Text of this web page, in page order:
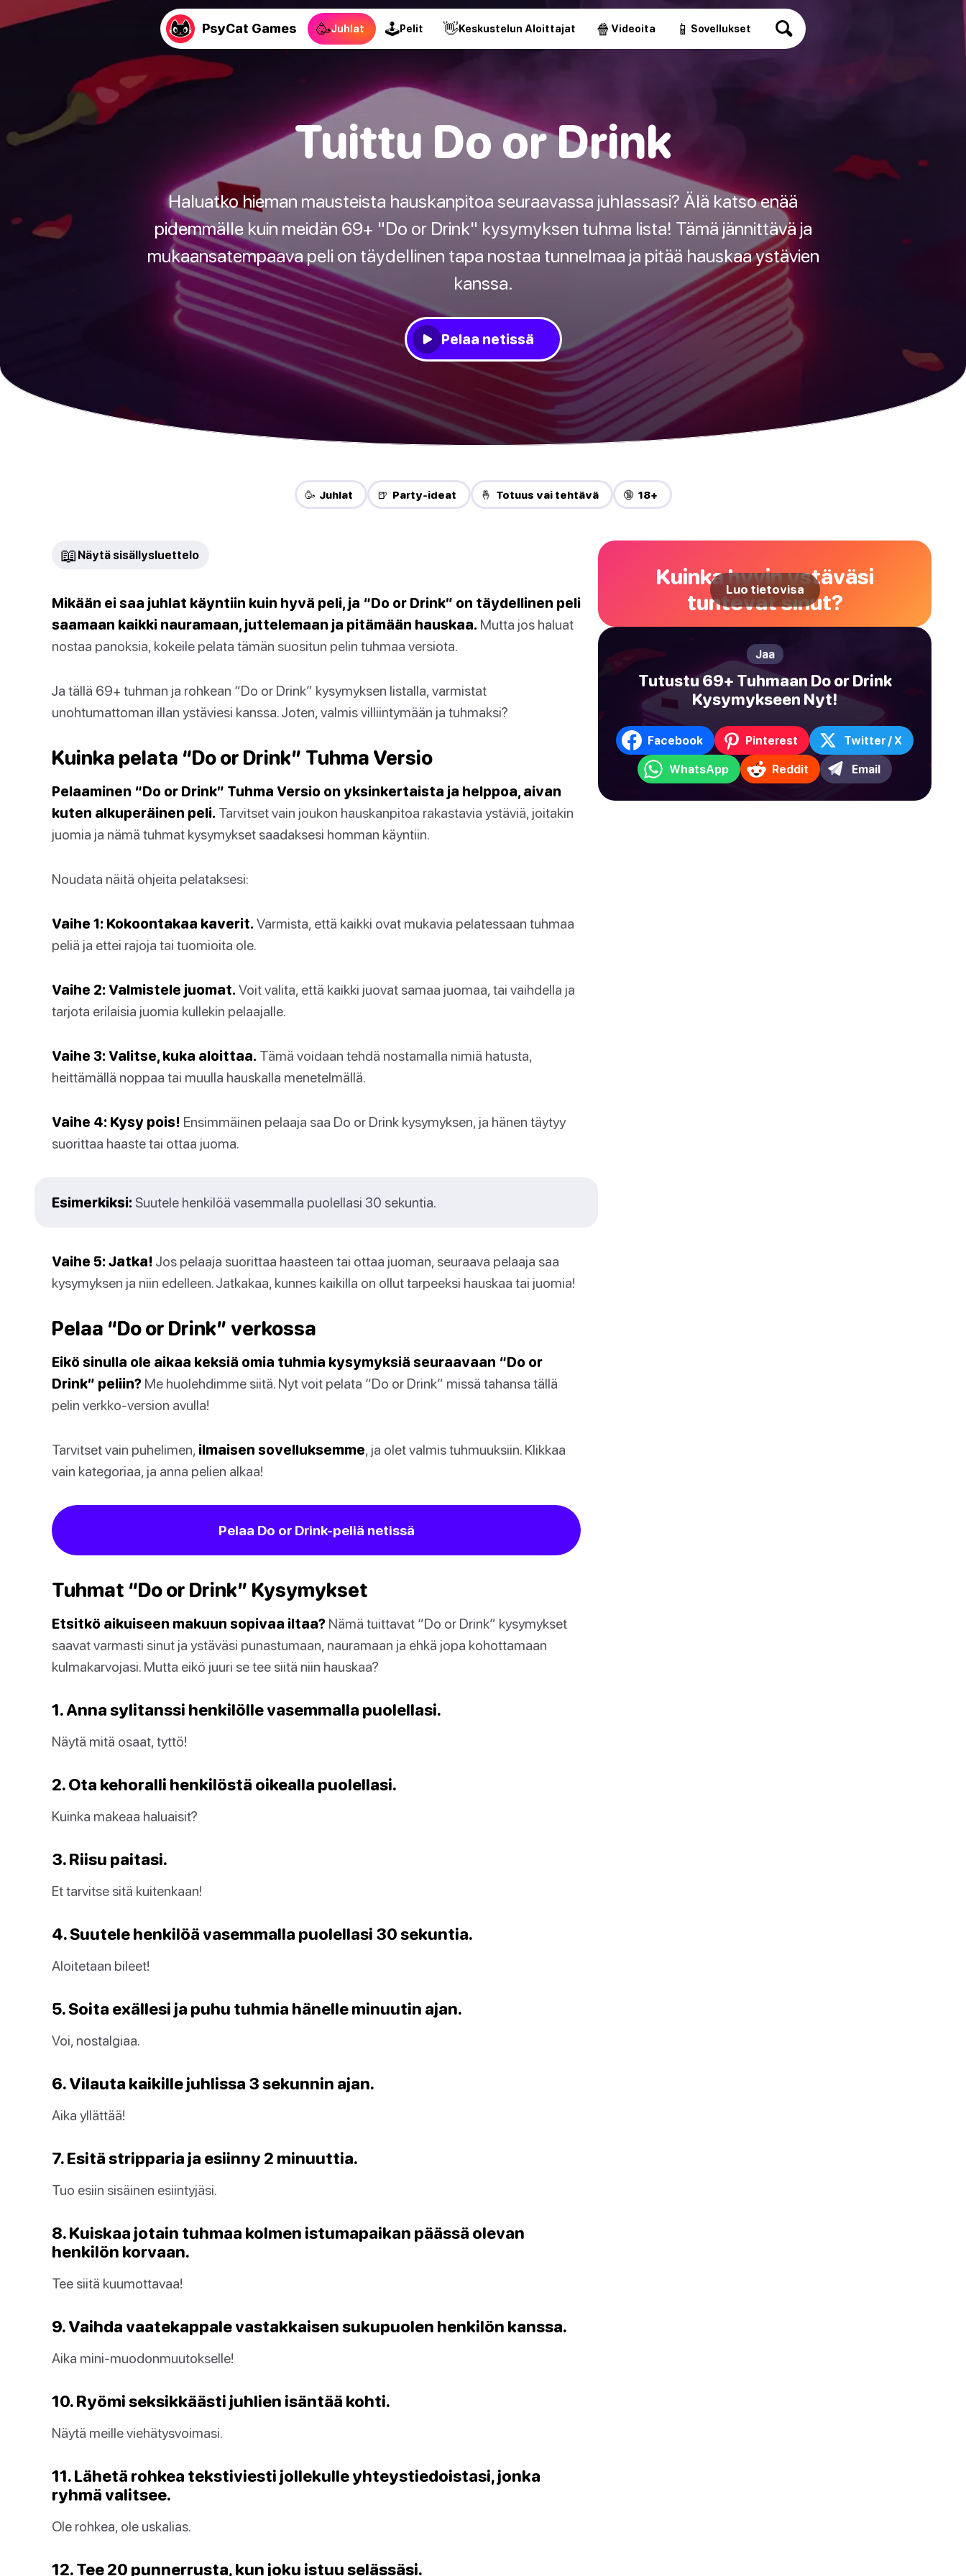
PsyCat Games 🥳Juhlat 🕹Pelit 👋Keskustelun Aloittajat 🍿 Videoita 📱 Sovellukset
Tuittu Do or Drink
Haluatko hieman mausteista hauskanpitoa seuraavassa juhlassasi? Älä katso enää
pidemmälle kuin meidän 69+ "Do or Drink" kysymyksen tuhma lista! Tämä jännittävä ja
mukaansatempaava peli on täydellinen tapa nostaa tunnelmaa ja pitää hauskaa ystävien
kanssa.
Pelaa netissä
🥳 Juhlat 🍺 Party-ideat 🤞 Totuus vai tehtävä 🔞 18+
📖 Näytä sisällysluettelo
Mikään ei saa juhlat käyntiin kuin hyvä peli, ja “Do or Drink” on täydellinen peli
saamaan kaikki nauramaan, juttelemaan ja pitämään hauskaa. Mutta jos haluat
nostaa panoksia, kokeile pelata tämän suositun pelin tuhmaa versiota.
Ja tällä 69+ tuhman ja rohkean “Do or Drink” kysymyksen listalla, varmistat
unohtumattoman illan ystäviesi kanssa. Joten, valmis villiintymään ja tuhmaksi?
Kuinka pelata “Do or Drink” Tuhma Versio
Pelaaminen “Do or Drink” Tuhma Versio on yksinkertaista ja helppoa, aivan
kuten alkuperäinen peli. Tarvitset vain joukon hauskanpitoa rakastavia ystäviä, joitakin
juomia ja nämä tuhmat kysymykset saadaksesi homman käyntiin.
Noudata näitä ohjeita pelataksesi:
Vaihe 1: Kokoontakaa kaverit. Varmista, että kaikki ovat mukavia pelatessaan tuhmaa
peliä ja ettei rajoja tai tuomioita ole.
Vaihe 2: Valmistele juomat. Voit valita, että kaikki juovat samaa juomaa, tai vaihdella ja
tarjota erilaisia juomia kullekin pelaajalle.
Vaihe 3: Valitse, kuka aloittaa. Tämä voidaan tehdä nostamalla nimiä hatusta,
heittämällä noppaa tai muulla hauskalla menetelmällä.
Vaihe 4: Kysy pois! Ensimmäinen pelaaja saa Do or Drink kysymyksen, ja hänen täytyy
suorittaa haaste tai ottaa juoma.
Esimerkiksi: Suutele henkilöä vasemmalla puolellasi 30 sekuntia.
Vaihe 5: Jatka! Jos pelaaja suorittaa haasteen tai ottaa juoman, seuraava pelaaja saa
kysymyksen ja niin edelleen. Jatkakaa, kunnes kaikilla on ollut tarpeeksi hauskaa tai juomia!
Pelaa “Do or Drink” verkossa
Eikö sinulla ole aikaa keksiä omia tuhmia kysymyksiä seuraavaan “Do or
Drink” peliin? Me huolehdimme siitä. Nyt voit pelata “Do or Drink” missä tahansa tällä
pelin verkko-version avulla!
Tarvitset vain puhelimen, ilmaisen sovelluksemme, ja olet valmis tuhmuuksiin. Klikkaa
vain kategoriaa, ja anna pelien alkaa!
Pelaa Do or Drink-peliä netissä
Tuhmat “Do or Drink” Kysymykset
Etsitkö aikuiseen makuun sopivaa iltaa? Nämä tuittavat “Do or Drink” kysymykset
saavat varmasti sinut ja ystäväsi punastumaan, nauramaan ja ehkä jopa kohottamaan
kulmakarvojasi. Mutta eikö juuri se tee siitä niin hauskaa?
1. Anna sylitanssi henkilölle vasemmalla puolellasi.
Näytä mitä osaat, tyttö!
2. Ota kehoralli henkilöstä oikealla puolellasi.
Kuinka makeaa haluaisit?
3. Riisu paitasi.
Et tarvitse sitä kuitenkaan!
4. Suutele henkilöä vasemmalla puolellasi 30 sekuntia.
Aloitetaan bileet!
5. Soita exällesi ja puhu tuhmia hänelle minuutin ajan.
Voi, nostalgiaa.
6. Vilauta kaikille juhlissa 3 sekunnin ajan.
Aika yllättää!
7. Esitä stripparia ja esiinny 2 minuuttia.
Tuo esiin sisäinen esiintyjäsi.
8. Kuiskaa jotain tuhmaa kolmen istumapaikan päässä olevan
henkilön korvaan.
Tee siitä kuumottavaa!
9. Vaihda vaatekappale vastakkaisen sukupuolen henkilön kanssa.
Aika mini-muodonmuutokselle!
10. Ryömi seksikkäästi juhlien isäntää kohti.
Näytä meille viehätysvoimasi.
11. Lähetä rohkea tekstiviesti jollekulle yhteystiedoistasi, jonka
ryhmä valitsee.
Ole rohkea, ole uskalias.
12. Tee 20 punnerrusta, kun joku istuu selässäsi.
Kuinka hyvin ystäväsi
tuntevat sinut?
Luo tietovisa
Jaa
Tutustu 69+ Tuhmaan Do or Drink
Kysymykseen Nyt!
Facebook Pinterest Twitter / X
WhatsApp Reddit Email